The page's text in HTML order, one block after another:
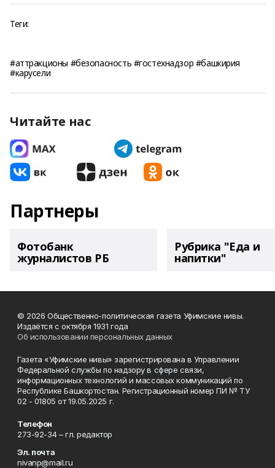
Теги:
#аттракционы #безопасность #гостехнадзор #башкирия
#карусели
Читайте нас
Партнеры
Фотобанк
журналистов РБ
Рубрика "Еда и
напитки"
© 2026 Общественно-политическая газета Уфимские нивы.
Издаётся с октября 1931 года
Об использовании персональных данных
Газета «Уфимские нивы» зарегистрирована в Управлении
Федеральной службы по надзору в сфере связи,
информационных технологий и массовых коммуникаций по
Республике Башкортостан. Регистрационный номер ПИ № ТУ
02 - 01805 от 19.05.2025 г.
Телефон
273-92-34 – гл. редактор
Эл. почта
nivanp@mail.ru